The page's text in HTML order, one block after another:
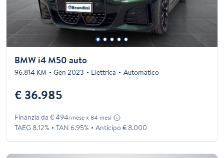
BMW i4 M50 auto
96.814 KM Gen 2023 Elettrica Automatico
€ 36.985
Finanzia da € 494/mese x 84 mesi
TAEG 8.12% TAN 6.95% Anticipo € 8.000